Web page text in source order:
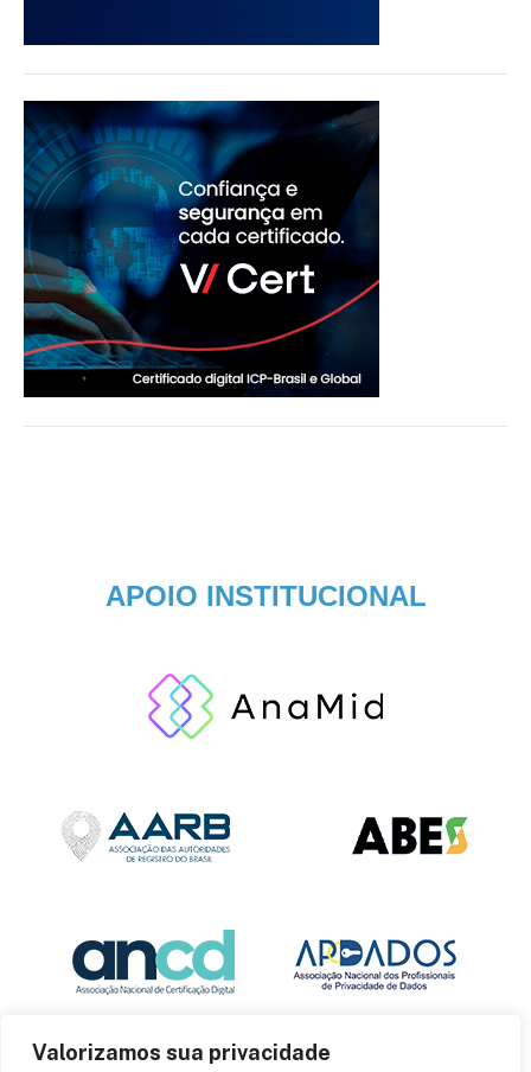
Valorizamos sua privacidade
APOIO INSTITUCIONAL